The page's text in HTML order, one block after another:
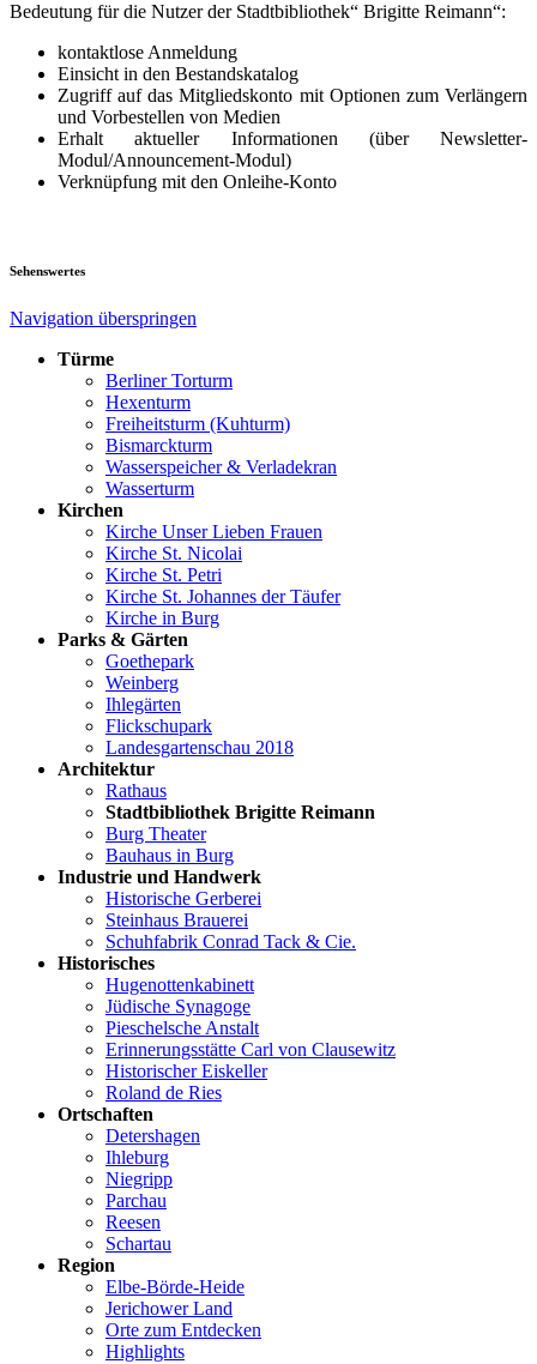
Bedeutung für die Nutzer der Stadtbibliothek“ Brigitte Reimann“:
kontaktlose Anmeldung
Einsicht in den Bestandskatalog
Zugriff auf das Mitgliedskonto mit Optionen zum Verlängern
und Vorbestellen von Medien
Erhalt aktueller Informationen (über Newsletter-
Modul/Announcement-Modul)
Verknüpfung mit den Onleihe-Konto
Sehenswertes
Navigation überspringen
Türme
Berliner Torturm
Hexenturm
Freiheitsturm (Kuhturm)
Bismarckturm
Wasserspeicher & Verladekran
Wasserturm
Kirchen
Kirche Unser Lieben Frauen
Kirche St. Nicolai
Kirche St. Petri
Kirche St. Johannes der Täufer
Kirche in Burg
Parks & Gärten
Goethepark
Weinberg
Ihlegärten
Flickschupark
Landesgartenschau 2018
Architektur
Rathaus
Stadtbibliothek Brigitte Reimann
Burg Theater
Bauhaus in Burg
Industrie und Handwerk
Historische Gerberei
Steinhaus Brauerei
Schuhfabrik Conrad Tack & Cie.
Historisches
Hugenottenkabinett
Jüdische Synagoge
Pieschelsche Anstalt
Erinnerungsstätte Carl von Clausewitz
Historischer Eiskeller
Roland de Ries
Ortschaften
Detershagen
Ihleburg
Niegripp
Parchau
Reesen
Schartau
Region
Elbe-Börde-Heide
Jerichower Land
Orte zum Entdecken
Highlights